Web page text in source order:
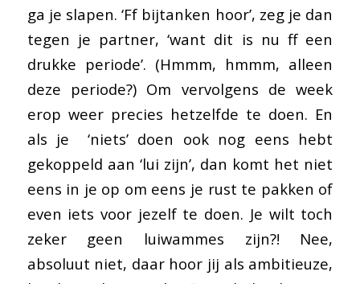
ga je slapen. ‘Ff bijtanken hoor’, zeg je dan
tegen je partner, ‘want dit is nu ff een
drukke periode’. (Hmmm, hmmm, alleen
deze periode?) Om vervolgens de week
erop weer precies hetzelfde te doen. En
als je ‘niets’ doen ook nog eens hebt
gekoppeld aan ‘lui zijn’, dan komt het niet
eens in je op om eens je rust te pakken of
even iets voor jezelf te doen. Je wilt toch
zeker geen luiwammes zijn?! Nee,
absoluut niet, daar hoor jij als ambitieuze,